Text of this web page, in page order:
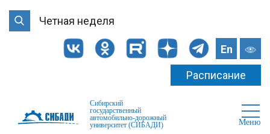
Четная неделя
En
Расписание
Сибирский
государственный
автомобильно-дорожный
университет (СИБАДИ)
Меню